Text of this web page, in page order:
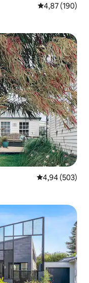
Gemiddelde
4,87 (190)
Gemiddelde
4,94 (503)